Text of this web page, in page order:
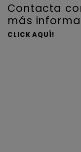
Contacta
más
CLICK AQUÍ!